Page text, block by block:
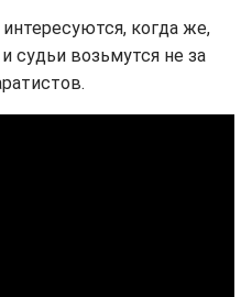
когда же,
судьи возьмутся не за